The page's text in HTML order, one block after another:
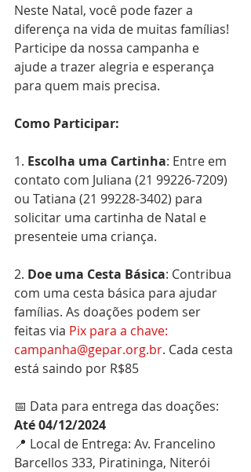
Neste Natal, você pode fazer a
diferença na vida de muitas famílias!
Participe da nossa campanha e
ajude a trazer alegria e esperança
para quem mais precisa.
Como Participar:
1. Escolha uma Cartinha: Entre em
contato com Juliana (21 99226-7209)
ou Tatiana (21 99228-3402) para
solicitar uma cartinha de Natal e
presenteie uma criança.
2. Doe uma Cesta Básica: Contribua
com uma cesta básica para ajudar
famílias. As doações podem ser
feitas via Pix para a chave:
campanha@gepar.org.br. Cada cesta
está saindo por R$85
📅 Data para entrega das doações:
Até 04/12/2024
📍 Local de Entrega: Av. Francelino
Barcellos 333, Piratininga, Niterói